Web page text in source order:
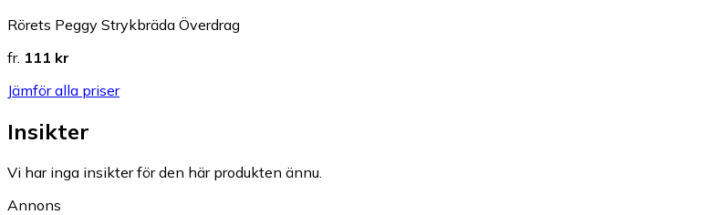
Rörets Peggy Strykbräda Överdrag
fr. 111 kr
Jämför alla priser
Insikter
Vi har inga insikter för den här produkten ännu.
Annons